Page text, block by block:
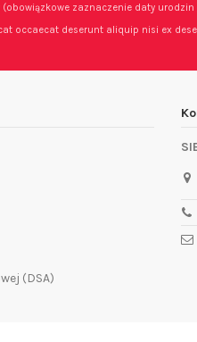
zaznaczenie daty
occaecat deserunt aliquip nisi ex
(DSA)